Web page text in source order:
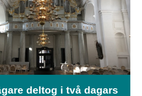
deltog i två dagars